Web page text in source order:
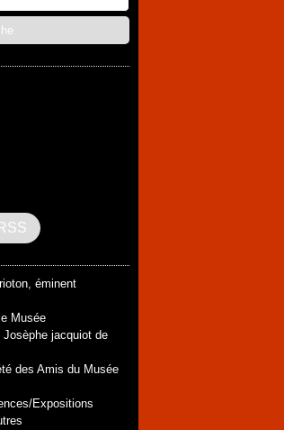
éminent
Musée
Josèphe jacquiot de
des Amis du Musée
Expositions